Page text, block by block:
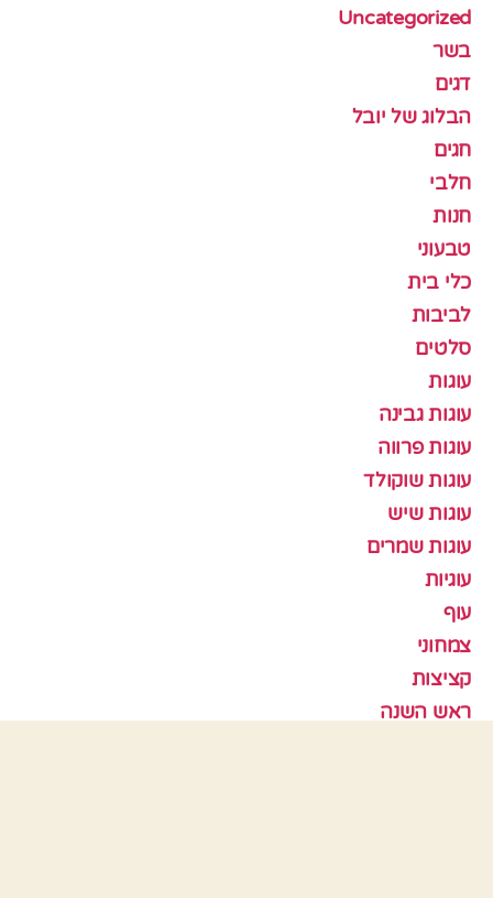
Uncategorized
בשר
דגים
הבלוג של יובל
חגים
חלבי
חנות
טבעוני
כלי בית
לביבות
סלטים
עוגות
עוגות גבינה
עוגות פרווה
עוגות שוקולד
עוגות שיש
עוגות שמרים
עוגיות
עוף
צמחוני
קציצות
ראש השנה